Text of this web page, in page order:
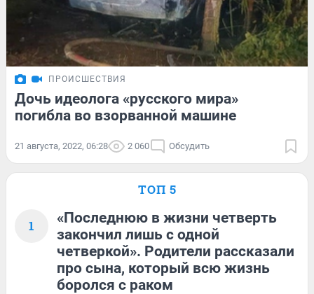
ПРОИСШЕСТВИЯ
Дочь идеолога «русского мира»
погибла во взорванной машине
21 августа, 2022, 06:28 2 060 Обсудить
ТОП 5
1
«Последнюю в жизни четверть
закончил лишь с одной
четверкой». Родители рассказали
про сына, который всю жизнь
боролся с раком